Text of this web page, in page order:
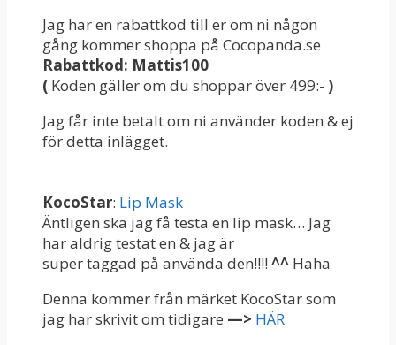
Jag har en rabattkod till er om ni någon
gång kommer shoppa på Cocopanda.se
Rabattkod: Mattis100
( Koden gäller om du shoppar över 499:- )
Jag får inte betalt om ni använder koden & ej
för detta inlägget.
KocoStar: Lip Mask
Äntligen ska jag få testa en lip mask… Jag
har aldrig testat en & jag är
super taggad på använda den!!!! ^^ Haha
Denna kommer från märket KocoStar som
jag har skrivit om tidigare —> HÄR